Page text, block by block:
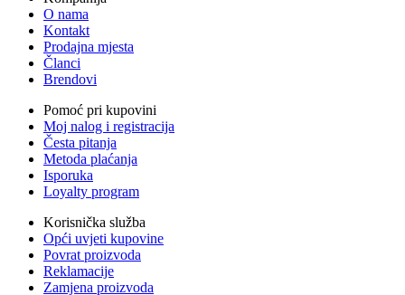
O nama
Kontakt
Prodajna mjesta
Članci
Brendovi
Pomoć pri kupovini
Moj nalog i registracija
Česta pitanja
Metoda plaćanja
Isporuka
Loyalty program
Korisnička služba
Opći uvjeti kupovine
Povrat proizvoda
Reklamacije
Zamjena proizvoda